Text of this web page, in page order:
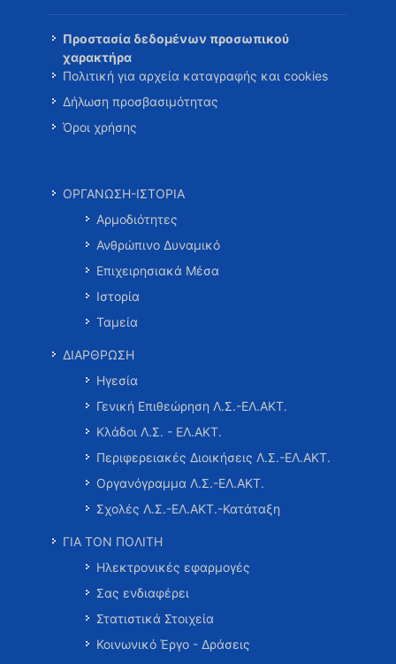
Προστασία δεδομένων προσωπικού
χαρακτήρα
Πολιτική για αρχεία καταγραφής και cookies
Δήλωση προσβασιμότητας
Όροι χρήσης
ΟΡΓΑΝΩΣΗ-ΙΣΤΟΡΙΑ
Αρμοδιότητες
Ανθρώπινο Δυναμικό
Επιχειρησιακά Μέσα
Ιστορία
Ταμεία
ΔΙΑΡΘΡΩΣΗ
Ηγεσία
Γενική Επιθεώρηση Λ.Σ.-ΕΛ.ΑΚΤ.
Κλάδοι Λ.Σ. - ΕΛ.ΑΚΤ.
Περιφερειακές Διοικήσεις Λ.Σ.-ΕΛ.ΑΚΤ.
Οργανόγραμμα Λ.Σ.-ΕΛ.ΑΚΤ.
Σχολές Λ.Σ.-ΕΛ.ΑΚΤ.-Κατάταξη
ΓΙΑ ΤΟΝ ΠΟΛΙΤΗ
Ηλεκτρονικές εφαρμογές
Σας ενδιαφέρει
Στατιστικά Στοιχεία
Κοινωνικό Έργο - Δράσεις